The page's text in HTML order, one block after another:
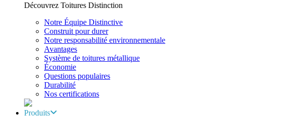
Découvrez Toitures Distinction
Notre Équipe Distinctive
Construit pour durer
Notre responsabilité environnementale
Avantages
Système de toitures métallique
Économie
Questions populaires
Durabilité
Nos certifications
Produits